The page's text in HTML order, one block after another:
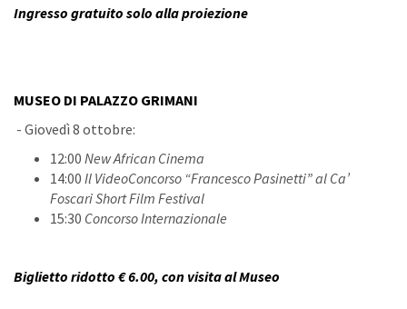
Ingresso gratuito solo alla proiezione
MUSEO DI PALAZZO GRIMANI
- Giovedì 8 ottobre:
12:00 New African Cinema
14:00 Il VideoConcorso “Francesco Pasinetti” al Ca’
Foscari Short Film Festival
15:30 Concorso Internazionale
Biglietto ridotto € 6.00, con visita al Museo